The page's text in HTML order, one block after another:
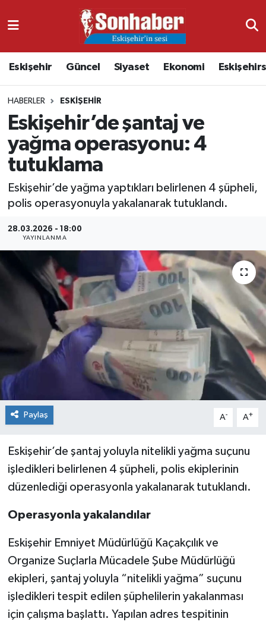
Eskişehir Güncel Siyaset Ekonomi
HABERLER ESKIŞEHIR
Eskişehir’de şantaj ve
yağma operasyonu: 4
tutuklama
Eskişehir’de yağma yaptıkları belirlenen 4 şüpheli,
polis operasyonuyla yakalanarak tutuklandı.
28.03.2026 - 18:00
YAYINLANMA
Paylaş A- A+
Eskişehir’de şantaj yoluyla nitelikli yağma suçunu
işledikleri belirlenen 4 şüpheli, polis ekiplerinin
düzenlediği operasyonla yakalanarak tutuklandı.
Operasyonla yakalandılar
Eskişehir Emniyet Müdürlüğü Kaçakçılık ve
Organize Suçlarla Mücadele Şube Müdürlüğü
ekipleri, şantaj yoluyla “nitelikli yağma” suçunu
işledikleri tespit edilen şüphelilerin yakalanması
için çalışma başlattı. Yapılan adres tespitinin
Ekonomi
Güncel
Kültür & Sanat
Magazin
Resmi İlanlar
Sağlık
Siyaset
Spor
Nöbetçi Eczaneler
Namaz Vakitleri
Trafik Durumu
Süper Lig Puan Durumu ve Fikstür
Tüm Manşetler
Son Dakika Haberleri
Haber Arşivi